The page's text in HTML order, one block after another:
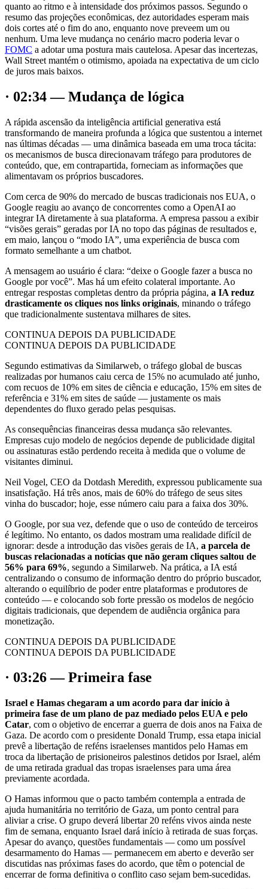
quanto ao ritmo e à intensidade dos próximos passos. Segundo o
resumo das projeções econômicas, dez autoridades esperam mais
dois cortes até o fim do ano, enquanto nove preveem um ou
nenhum. Uma leve mudança no cenário macro poderia levar o
FOMC a adotar uma postura mais cautelosa. Apesar das incertezas,
Wall Street mantém o otimismo, apoiada na expectativa de um ciclo
de juros mais baixos.
· 02:34 — Mudança de lógica
A rápida ascensão da inteligência artificial generativa está
transformando de maneira profunda a lógica que sustentou a internet
nas últimas décadas — uma dinâmica baseada em uma troca tácita:
os mecanismos de busca direcionavam tráfego para produtores de
conteúdo, que, em contrapartida, forneciam as informações que
alimentavam os próprios buscadores.
Com cerca de 90% do mercado de buscas tradicionais nos EUA, o
Google reagiu ao avanço de concorrentes como a OpenAI ao
integrar IA diretamente à sua plataforma. A empresa passou a exibir
“visões gerais” geradas por IA no topo das páginas de resultados e,
em maio, lançou o “modo IA”, uma experiência de busca com
formato semelhante a um chatbot.
A mensagem ao usuário é clara: “deixe o Google fazer a busca no
Google por você”. Mas há um efeito colateral importante. Ao
entregar respostas completas dentro da própria página, a IA reduz
drasticamente os cliques nos links originais, minando o tráfego
que tradicionalmente sustentava milhares de sites.
CONTINUA DEPOIS DA PUBLICIDADE
CONTINUA DEPOIS DA PUBLICIDADE
Segundo estimativas da Similarweb, o tráfego global de buscas
realizadas por humanos caiu cerca de 15% no acumulado até junho,
com recuos de 10% em sites de ciência e educação, 15% em sites de
referência e 31% em sites de saúde — justamente os mais
dependentes do fluxo gerado pelas pesquisas.
As consequências financeiras dessa mudança são relevantes.
Empresas cujo modelo de negócios depende de publicidade digital
ou assinaturas estão perdendo receita à medida que o volume de
visitantes diminui.
Neil Vogel, CEO da Dotdash Meredith, expressou publicamente sua
insatisfação. Há três anos, mais de 60% do tráfego de seus sites
vinha do buscador; hoje, esse número caiu para a faixa dos 30%.
O Google, por sua vez, defende que o uso de conteúdo de terceiros
é legítimo. No entanto, os dados mostram uma realidade difícil de
ignorar: desde a introdução das visões gerais de IA, a parcela de
buscas relacionadas a notícias que não geram cliques saltou de
56% para 69%, segundo a Similarweb. Na prática, a IA está
centralizando o consumo de informação dentro do próprio buscador,
alterando o equilíbrio de poder entre plataformas e produtores de
conteúdo — e colocando sob forte pressão os modelos de negócio
digitais tradicionais, que dependem de audiência orgânica para
monetização.
CONTINUA DEPOIS DA PUBLICIDADE
CONTINUA DEPOIS DA PUBLICIDADE
· 03:26 — Primeira fase
Israel e Hamas chegaram a um acordo para dar início à
primeira fase de um plano de paz mediado pelos EUA e pelo
Catar, com o objetivo de encerrar a guerra de dois anos na Faixa de
Gaza. De acordo com o presidente Donald Trump, essa etapa inicial
prevê a libertação de reféns israelenses mantidos pelo Hamas em
troca da libertação de prisioneiros palestinos detidos por Israel, além
de uma retirada gradual das tropas israelenses para uma área
previamente acordada.
O Hamas informou que o pacto também contempla a entrada de
ajuda humanitária no território de Gaza, um ponto central para
aliviar a crise. O grupo deverá libertar 20 reféns vivos ainda neste
fim de semana, enquanto Israel dará início à retirada de suas forças.
Apesar do avanço, questões fundamentais — como um possível
desarmamento do Hamas — permanecem em aberto e deverão ser
discutidas nas próximas fases do acordo, que têm o potencial de
encerrar de forma definitiva o conflito caso sejam bem-sucedidas.